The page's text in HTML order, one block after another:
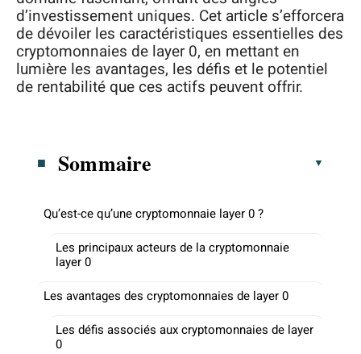
d’investissement uniques. Cet article s’efforcera
de dévoiler les caractéristiques essentielles des
cryptomonnaies de layer 0, en mettant en
lumière les avantages, les défis et le potentiel
de rentabilité que ces actifs peuvent offrir.
Sommaire
Qu’est-ce qu’une cryptomonnaie layer 0 ?
Les principaux acteurs de la cryptomonnaie
layer 0
Les avantages des cryptomonnaies de layer 0
Les défis associés aux cryptomonnaies de layer
0